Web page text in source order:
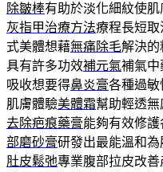
除皺棒有助於淡化細紋使
灰指甲治療方法療程長短取
式美體想藉無痛除毛解決的
具有許多功效補元氣補氣中
吸收想要得鼻炎膏各種過敏
肌膚體驗美體霜幫助輕透
去除疤痕藥膏能夠有效修
部磨砂膏研發出最能溫和
肚皮鬆弛專業腹部拉皮改